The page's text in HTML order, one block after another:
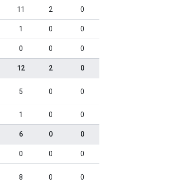
11 2 0
1 0 0
0 0 0
12 2 0
5 0 0
1 0 0
6 0 0
0 0 0
8 0 0